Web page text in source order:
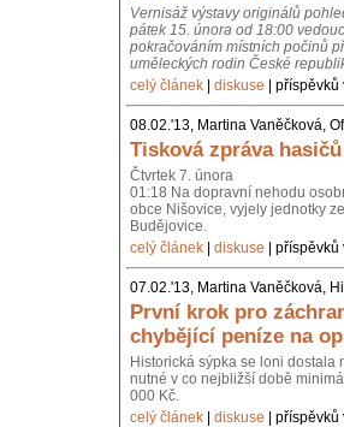
Vernisáž výstavy originálů
pátek 15. února od 18:00
pokračováním místních počinů
uměleckých rodin České
celý článek
diskuse |
08.02.'13, Martina Vaněčková,
Tisková zpráva
Čtvrtek 7. února
01:18 Na dopravní nehodu
obce Nišovice, vyjely jednotky
Budějovice.
celý článek
diskuse |
07.02.'13, Martina Vaněčková,
První krok pro
chybějící peníze na
Historická sýpka se loni
nutné v co nejbližší době
000 Kč.
celý článek
diskuse |